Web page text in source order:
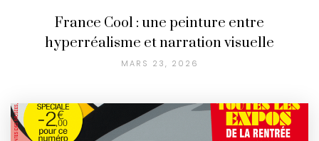
France Cool : une peinture entre
hyperréalisme et narration visuelle
MARS 23, 2026